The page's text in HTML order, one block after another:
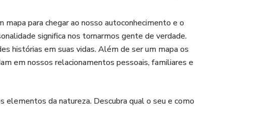
para lidar com situações reais em sua prática
aos seus pacientes.
para chegar ao nosso autoconhecimento e o
significa nos tornarmos gente de verdade.
histórias em suas vidas. Além de ser um mapa os
em nossos relacionamentos pessoais, familiares e
da natureza. Descubra qual o seu e como